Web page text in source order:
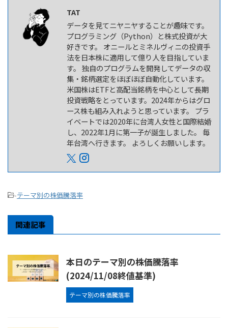
TAT
データを見てニヤニヤすることが趣味です。
プログラミング（Python）と株式投資が大
好きです。 オニールとミネルヴィニの投資手
法を日本株に適用して億り人を目指していま
す。 独自のプログラムを開発してデータの収
集・銘柄選定をほぼほぼ自動化しています。
米国株はETFと高配当銘柄を中心として長期
投資戦略をとっています。2024年からはグロ
ース株も組み入れようと思っています。 プラ
イベートでは2020年に台湾人女性と国際結婚
し、2022年1月に第一子が誕生しました。 毎
年台湾へ行きます。 よろしくお願いします。
-テーマ別の株価騰落率
関連記事
本日のテーマ別の株価騰落率
(2024/11/08終値基準)
テーマ別の株価騰落率